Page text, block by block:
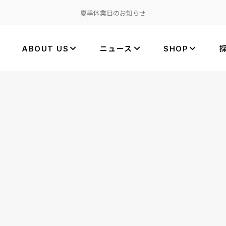
夏季休業日のお知らせ
ABOUT US ニュース SHOP